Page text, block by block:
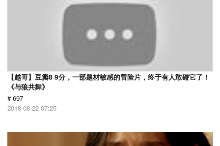
【越哥】豆瓣8 9分，一部题材敏感的冒险片，终于有人敢碰它了！
《与狼共舞》
# 697
2018-08-22 07:25